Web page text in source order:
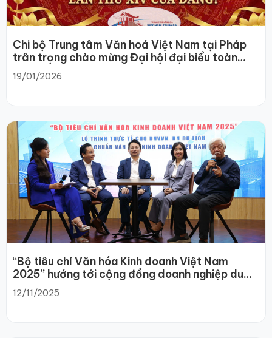
Chi bộ Trung tâm Văn hoá Việt Nam tại Pháp
trân trọng chào mừng Đại hội đại biểu toàn
quốc Đảng Cộng sản Việt Nam lần thứ XIV
19/01/2026
“Bộ tiêu chí Văn hóa Kinh doanh Việt Nam
2025” hướng tới cộng đồng doanh nghiệp du
lịch phát triển bền vững
12/11/2025